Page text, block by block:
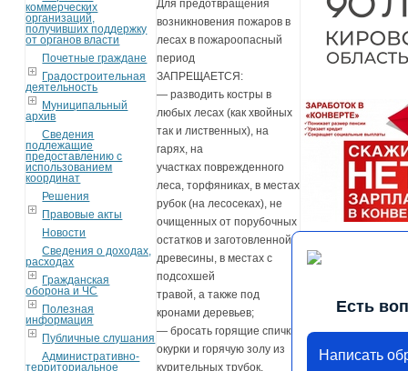
коммерческих
организаций,
получивших поддержку
от органов власти
Почетные граждане
Градостроительная
деятельность
Муниципальный
архив
Сведения
подлежащие
предоставлению с
использованием
координат
Решения
Правовые акты
Новости
Сведения о доходах,
расходах
Гражданская
оборона и ЧС
Полезная
информация
Публичные слушания
Административно-
территориальное
Для предотвращения
возникновения пожаров в
лесах в пожароопасный
период
ЗАПРЕЩАЕТСЯ:
— разводить костры в
любых лесах (как хвойных
так и лиственных), на
гарях, на
участках поврежденного
леса, торфяниках, в местах
рубок (на лесосеках), не
очищенных от порубочных
остатков и заготовленной
древесины, в местах с
подсохшей
травой, а также под
кронами деревьев;
— бросать горящие спички,
окурки и горячую золу из
курительных трубок,
Есть
Написать